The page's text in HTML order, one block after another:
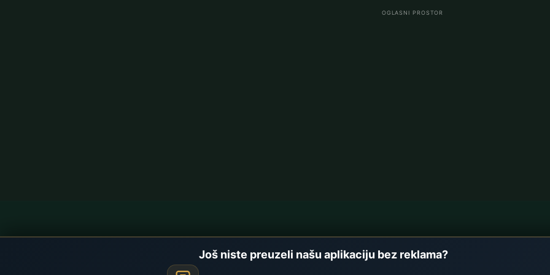
OGLASNI PROSTOR
Najažurnija namaz vremena, vjerski sadržaji
Još niste preuzeli našu aplikaciju bez reklama?